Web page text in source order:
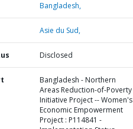
Bangladesh,
Asie du Sud,
Disclosed
Bangladesh - Northern
Areas Reduction-of-Poverty
Initiative Project -- Women's
Economic Empowerment
Project : P114841 -